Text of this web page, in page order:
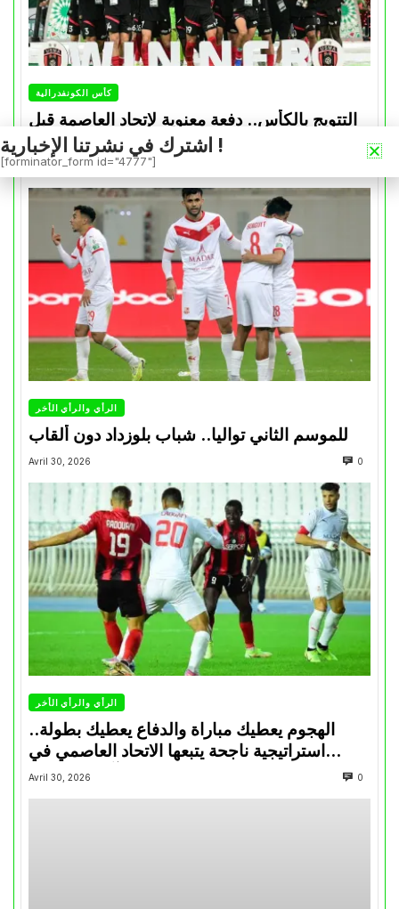
كأس الكونفدرالية
التتويج بالكأس.. دفعة معنوية لإتحاد العاصمة قبل
موقعة الزمالك في نهائي الكونفدرالية
Avril 30, 2026
الرأي والرأي الأخر
للموسم الثاني تواليا.. شباب بلوزداد دون ألقاب
Avril 30, 2026 0
الرأي والرأي الأخر
الهجوم يعطيك مباراة والدفاع يعطيك بطولة..
استراتيجية ناجحة يتبعها الاتحاد العاصمي في
تتويجاته آخر السنوات
Avril 30, 2026 0
اشترك في نشرتنا الإخبارية !
[forminator_form id="4777"]